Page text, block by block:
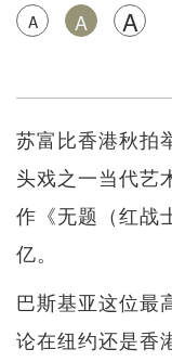
A A A
苏富比香港秋拍
头戏之一当代艺
作《无题（红战
亿。
巴斯基亚这位最
论在纽约还是香